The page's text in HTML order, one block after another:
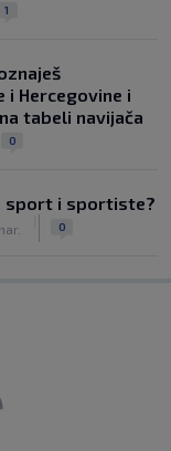
1
i Hercegovine i
tabeli navijača
0
sport i sportiste?
0